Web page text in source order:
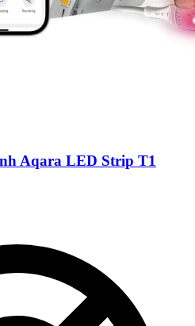
Aqara LED Strip T1